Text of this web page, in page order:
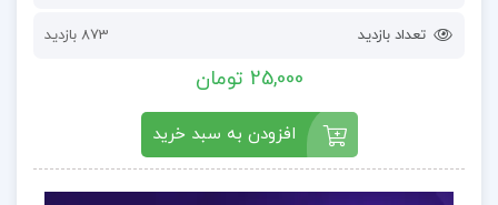
تعداد بازدید 873 بازدید
25,000 تومان
افزودن به سبد خرید